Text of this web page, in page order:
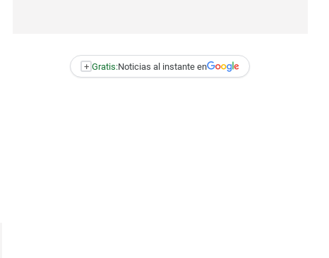
+ Gratis:Noticias al instante en